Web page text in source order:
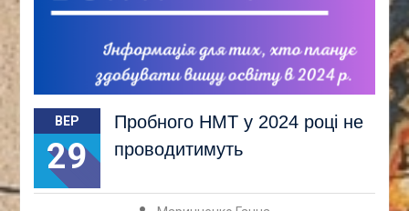
ВЕР
29
Пробного НМТ у 2024 році не
проводитимуть